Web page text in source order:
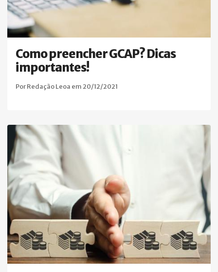
Como preencher GCAP? Dicas
importantes!
Por Redação Leoa em 20/12/2021